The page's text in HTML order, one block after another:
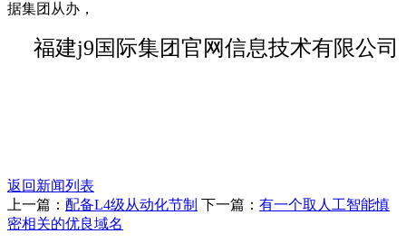
据集团从办，
福建j9国际集团官网信息技术有限公司
返回新闻列表
上一篇： 配备L4级从动化节制 下一篇： 有一个取人工智能慎
密相关的优良域名